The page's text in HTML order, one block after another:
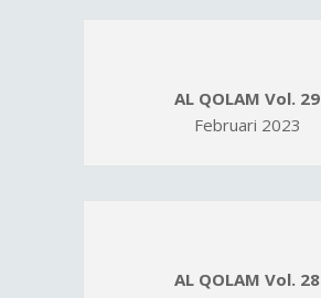
AL QOLAM Vol. 29
Februari 2023
AL QOLAM Vol. 28